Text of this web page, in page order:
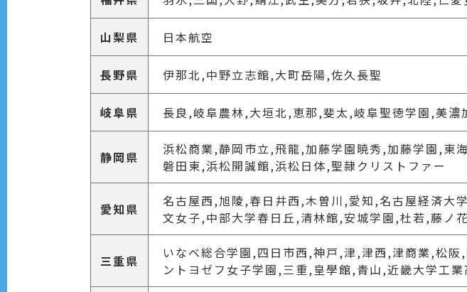
山梨県 日本航空
長野県 伊那北,中野立志館,大町岳陽,佐久長聖
岐阜県 長良,岐阜農林,大垣北,恵那,斐太,岐阜聖徳学園,美濃
静岡県
浜松商業,静岡市立,飛龍,加藤学園暁秀,加藤学園,東
磐田東,浜松開誠館,浜松日体,聖隷クリストファー
愛知県
名古屋西,旭陵,春日井西,木曽川,愛知,名古屋経済大
文女子,中部大学春日丘,清林館,安城学園,杜若,藤ノ
三重県
いなべ総合学園,四日市西,神戸,津,津西,津商業,松
ントヨゼフ女子学園,三重,皇學館,青山,近畿大学工業